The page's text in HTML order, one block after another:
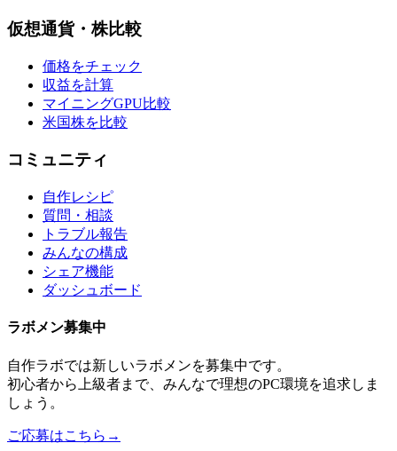
仮想通貨・株比較
価格をチェック
収益を計算
マイニングGPU比較
米国株を比較
コミュニティ
自作レシピ
質問・相談
トラブル報告
みんなの構成
シェア機能
ダッシュボード
ラボメン募集中
自作ラボでは新しいラボメンを募集中です。
初心者から上級者まで、みんなで理想のPC環境を追求しま
しょう。
ご応募はこちら →